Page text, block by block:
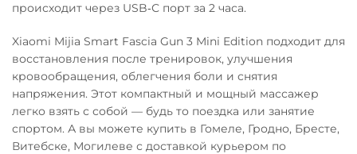
происходит через USB‑С порт за 2 часа.
Xiaomi Mijia Smart Fascia Gun 3 Mini Edition подходит для
восстановления после тренировок, улучшения
кровообращения, облегчения боли и снятия
напряжения. Этот компактный и мощный массажер
легко взять с собой — будь то поездка или занятие
спортом. А вы можете купить в Гомеле, Гродно, Бресте,
Витебске, Могилеве с доставкой курьером по